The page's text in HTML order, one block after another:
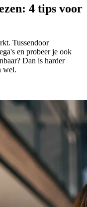
4 tips voor
Tussendoor
en probeer je ook
Dan is harder
wel.